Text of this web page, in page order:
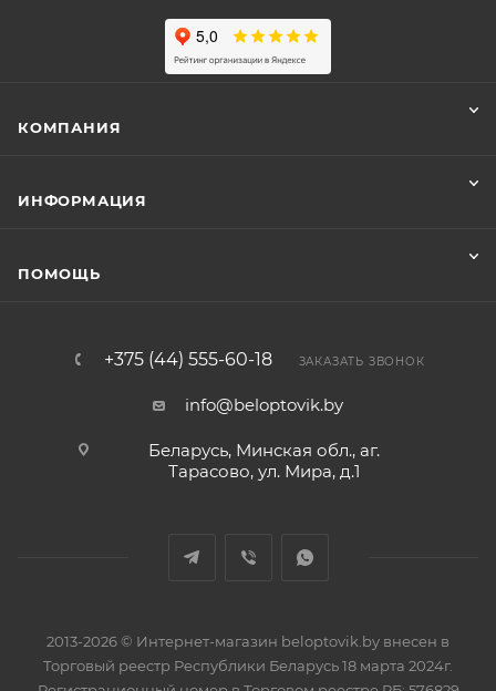
КОМПАНИЯ
ИНФОРМАЦИЯ
ПОМОЩЬ
+375 (44) 555-60-18 ЗАКАЗАТЬ ЗВОНОК
info@beloptovik.by
Беларусь, Минская обл., аг.
Тарасово, ул. Мира, д.1
2013-2026 © Интернет-магазин beloptovik.by внесен в
Торговый реестр Республики Беларусь 18 марта 2024г.